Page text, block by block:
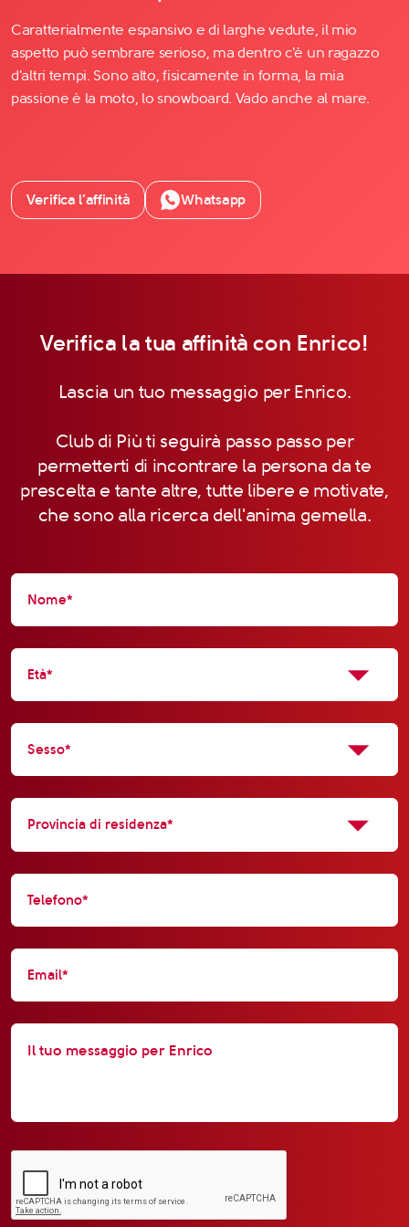
Caratterialmente espansivo e di larghe vedute, il mio
aspetto può sembrare serioso, ma dentro c'è un ragazzo
d'altri tempi. Sono alto, fisicamente in forma, la mia
passione è la moto, lo snowboard. Vado anche al mare.
Verifica l’affinità Whatsapp
Verifica la tua affinità con Enrico!
Lascia un tuo messaggio per Enrico.
Club di Più ti seguirà passo passo per
permetterti di incontrare la persona da te
prescelta e tante altre, tutte libere e motivate,
che sono alla ricerca dell'anima gemella.